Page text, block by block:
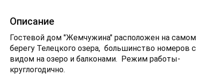
Описание
Гостевой дом "Жемчужина" расположен на самом
берегу Телецкого озера, большинство номеров с
видом на озеро и балконами. Режим работы-
круглогодично.